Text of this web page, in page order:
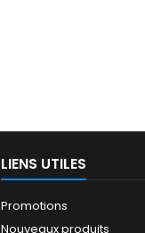
LIENS UTILES
Promotions
Nouveaux produits